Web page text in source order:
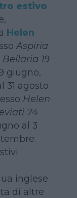
estivo
Helen
Aspiria
19
giugno,
31 agosto
Helen
74
al 3
inglese
di altre